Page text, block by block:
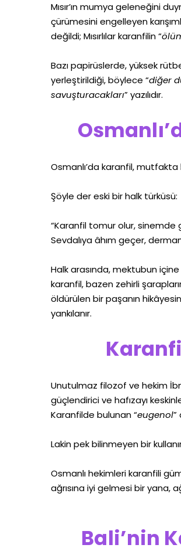
Mısır’ın mumya geleneğini
çürümesini engelleyen
değildi; Mısırlılar karanfilin “
Bazı papirüslerde, yüksek
yerleştirildiği, böylece “diğer
savuşturacakları” yazılıdır.
Osmanlı’da karanfil, mutfakta
Şöyle der eski bir halk türküsü:
“Karanfil tomur olur, sinemde
Sevdalıya âhım geçer,
Halk arasında, mektubun
karanfil, bazen zehirli
öldürülen bir paşanın
yankılanır.
Unutulmaz filozof ve hekim
güçlendirici ve hafızayı
Karanfilde bulunan “eugenol”
Lakin pek bilinmeyen bir
Osmanlı hekimleri karanfili
ağrısına iyi gelmesi bir yana,
Bali’nin